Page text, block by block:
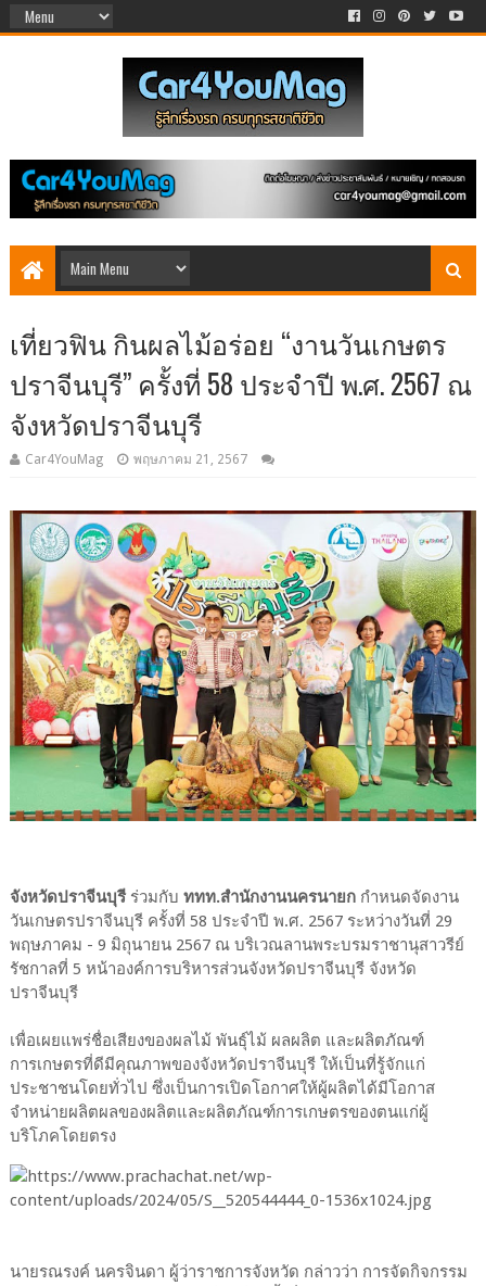
เที่ยวฟิน กินผลไม้อร่อย “งานวันเกษตร
ปราจีนบุรี” ครั้งที่ 58 ประจำปี พ.ศ. 2567 ณ
จังหวัดปราจีนบุรี
Car4YouMag พฤษภาคม 21, 2567
จังหวัดปราจีนบุรี ร่วมกับ ททท.สำนักงานนครนายกกำหนดจัดงาน
วันเกษตรปราจีนบุรี ครั้งที่ 58 ประจำปี พ.ศ. 2567 ระหว่างวันที่ 29
พฤษภาคม - 9 มิถุนายน 2567 ณ บริเวณลานพระบรมราชานุสาวรีย์
รัชกาลที่ 5 หน้าองค์การบริหารส่วนจังหวัดปราจีนบุรี จังหวัด
ปราจีนบุรี
เพื่อเผยแพร่ชื่อเสียงของผลไม้ พันธุ์ไม้ ผลผลิต และผลิตภัณฑ์
การเกษตรที่ดีมีคุณภาพของจังหวัดปราจีนบุรี ให้เป็นที่รู้จักแก่
ประชาชนโดยทั่วไป ซึ่งเป็นการเปิดโอกาศให้ผู้ผลิตได้มีโอกาส
จำหน่ายผลิตผลของผลิตและผลิตภัณฑ์การเกษตรของตนแก่ผู้
บริโภคโดยตรง
นายรณรงค์ นครจินดา ผู้ว่าราชการจังหวัด กล่าวว่า การจัดกิจกรรม